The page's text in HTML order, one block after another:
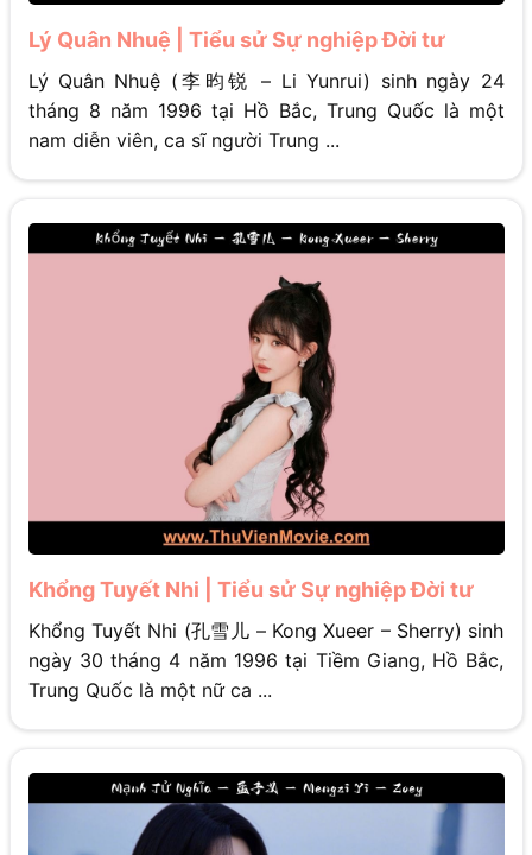
Lý Quân Nhuệ | Tiểu sử Sự nghiệp Đời tư
Lý Quân Nhuệ (李昀锐 – Li Yunrui) sinh ngày 24
tháng 8 năm 1996 tại Hồ Bắc, Trung Quốc là một
nam diễn viên, ca sĩ người Trung ...
Khổng Tuyết Nhi | Tiểu sử Sự nghiệp Đời tư
Khổng Tuyết Nhi (孔雪儿 – Kong Xueer – Sherry) sinh
ngày 30 tháng 4 năm 1996 tại Tiềm Giang, Hồ Bắc,
Trung Quốc là một nữ ca ...